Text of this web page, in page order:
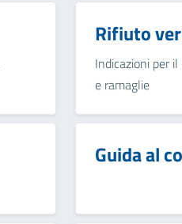
Rifiuto
Indicazioni per
e ramaglie
Guida al